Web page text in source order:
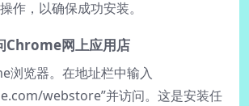
作，以确保成功安装。
Chrome网上应用店
浏览器。在地址栏中输入
webstore”并访问。这是安装任